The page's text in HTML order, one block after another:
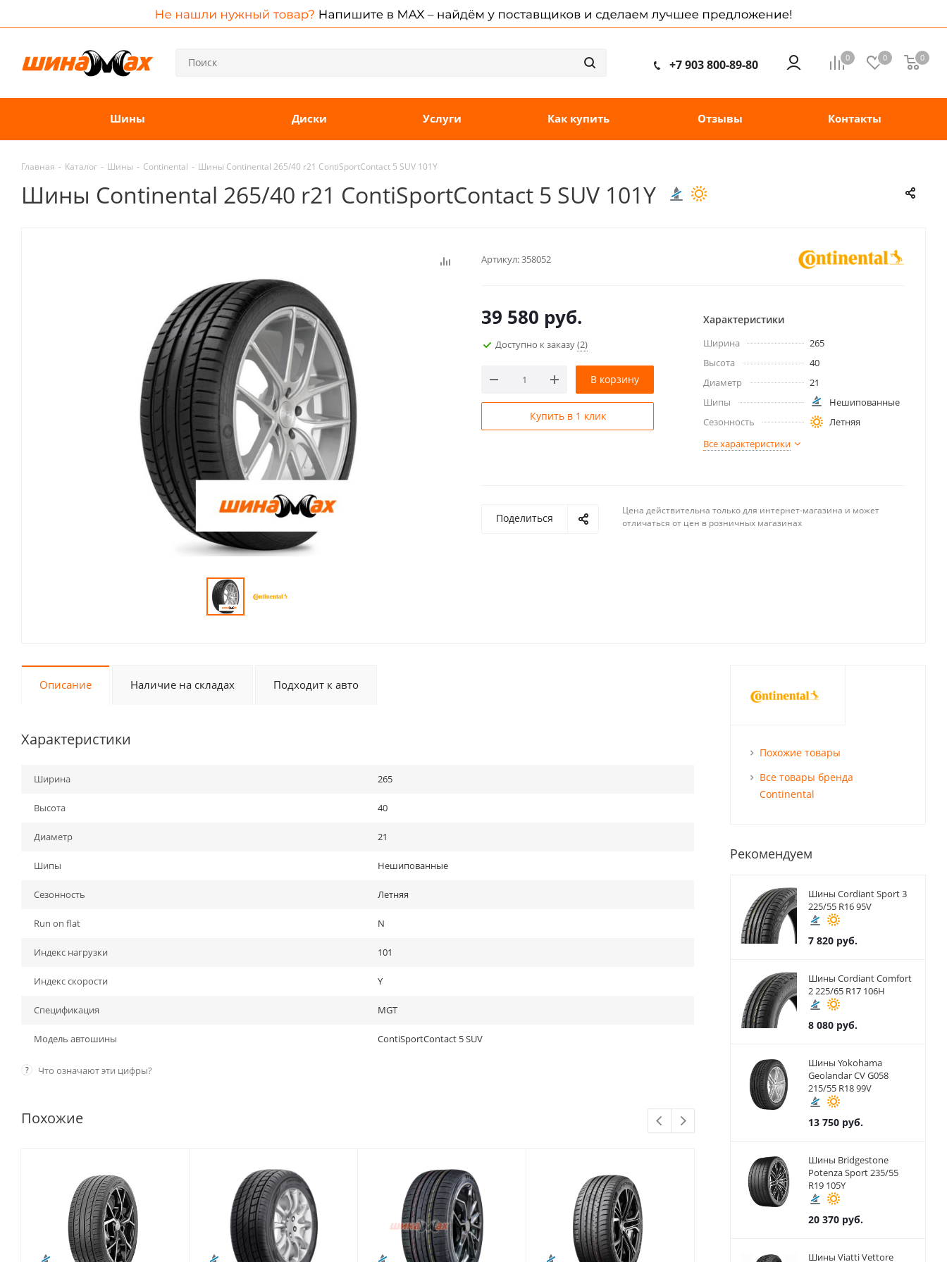
0 0 0
+7 903 800-89-80
Шины Диски Услуги Как купить Отзывы Контакты
Главная - Каталог - Шины - Continental - Шины Continental 265/40 r21 ContiSportContact 5 SUV 101Y
Шины Continental 265/40 r21 ContiSportContact 5 SUV 101Y
Артикул:358052
39 580 руб.
Доступно к заказу(2)
В корзину
Купить в 1 клик
Характеристики
Ширина
265
Высота
40
Диаметр
21
Шипы
Нешипованные
Сезонность
Летняя
Все характеристики
Поделиться
Цена действительна только для интернет-магазина и может
отличаться от цен в розничных магазинах
Описание Наличие на складах Подходит к авто
Характеристики
Ширина 265
Высота 40
Диаметр 21
Шипы Нешипованные
Сезонность Летняя
Run on flat N
Индекс нагрузки 101
Индекс скорости Y
Спецификация MGT
Модель автошины ContiSportContact 5 SUV
? Что означают эти цифры?
Похожие
Похожие товары
Все товары бренда
Continental
Рекомендуем
Шины Cordiant Sport 3
225/55 R16 95V
7 820руб.
Шины Cordiant Comfort
2 225/65 R17 106H
8 080руб.
Шины Yokohama
Geolandar CV G058
215/55 R18 99V
13 750руб.
Шины Bridgestone
Potenza Sport 235/55
R19 105Y
20 370руб.
Шины Viatti Vettore